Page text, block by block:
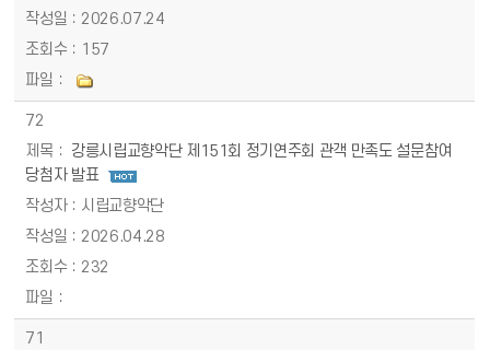
2026.07.24
157
72
강릉시립교향악단 제151회 정기연주회 관객 만족도 설문참여
당첨자 발표
시립교향악단
2026.04.28
232
71